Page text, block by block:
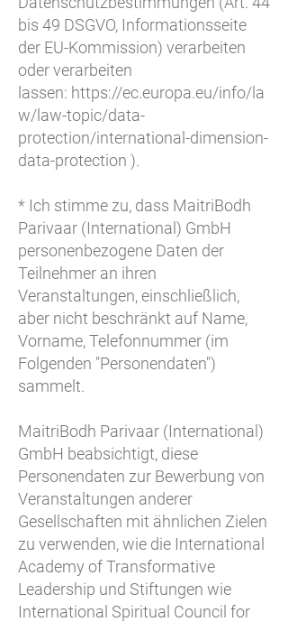
bis 49 DSGVO, Informationsseite
der EU-Kommission) verarbeiten
oder verarbeiten
lassen: https://ec.europa.eu/info/la
w/law-topic/data-
protection/international-dimension-
data-protection ).
* Ich stimme zu, dass MaitriBodh
Parivaar (International) GmbH
personenbezogene Daten der
Teilnehmer an ihren
Veranstaltungen, einschließlich,
aber nicht beschränkt auf Name,
Vorname, Telefonnummer (im
Folgenden "Personendaten")
sammelt.
MaitriBodh Parivaar (International)
GmbH beabsichtigt, diese
Personendaten zur Bewerbung von
Veranstaltungen anderer
Gesellschaften mit ähnlichen Zielen
zu verwenden, wie die International
Academy of Transformative
Leadership und Stiftungen wie
International Spiritual Council for